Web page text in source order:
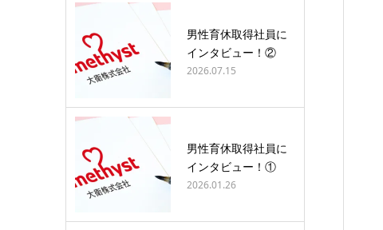
男性育休取得社員に
インタビュー！②
2026.07.15
男性育休取得社員に
インタビュー！①
2026.01.26